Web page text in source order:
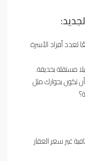
لعدد أفراد الأسرة
مستقلة بحديقة.
تكون بجوارك مثل
غير سعر العقار